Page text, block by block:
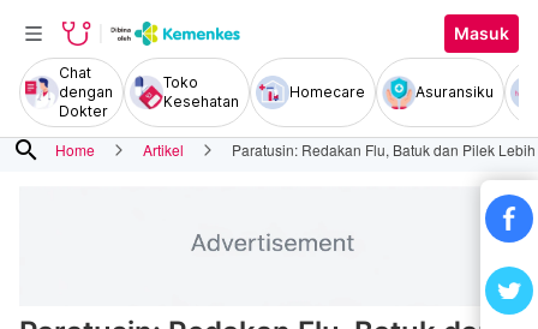
Masuk
Chat
dengan
Dokter
Toko
Kesehatan
Homecare Asuransiku
search Home Artikel Paratusin: Redakan Flu, Batuk dan Pilek